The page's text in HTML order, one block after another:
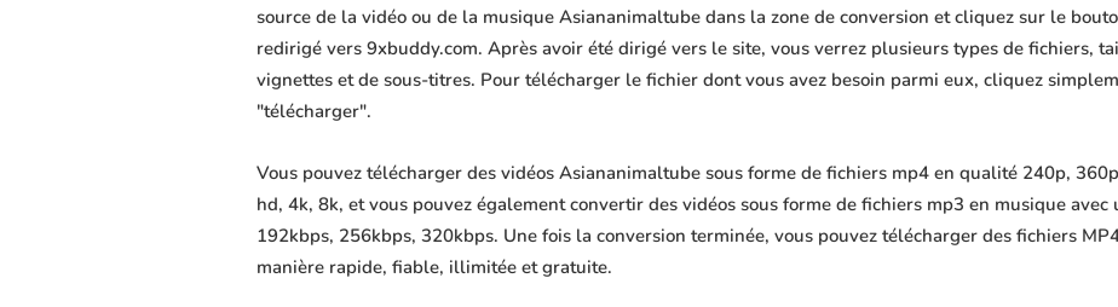
source de la vidéo ou de la musique Asiananimaltube dans la zone de conversion et cliquez sur le
redirigé vers 9xbuddy.com. Après avoir été dirigé vers le site, vous verrez plusieurs types de fichiers,
vignettes et de sous-titres. Pour télécharger le fichier dont vous avez besoin parmi eux, cliquez
"télécharger".
Vous pouvez télécharger des vidéos Asiananimaltube sous forme de fichiers mp4 en qualité 240p,
hd, 4k, 8k, et vous pouvez également convertir des vidéos sous forme de fichiers mp3 en musique
192kbps, 256kbps, 320kbps. Une fois la conversion terminée, vous pouvez télécharger des fichiers
manière rapide, fiable, illimitée et gratuite.